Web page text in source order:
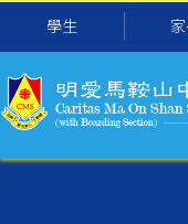
移至主內容
學生
导
航